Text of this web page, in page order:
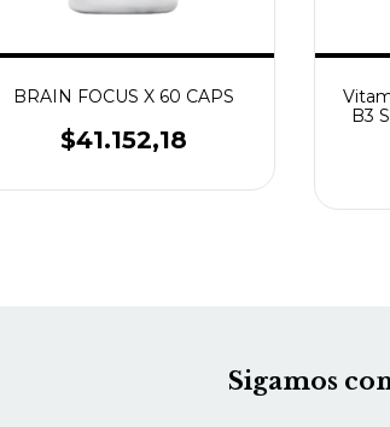
BRAIN FOCUS X 60 CAPS
$41.152,18
B3
Sigamos